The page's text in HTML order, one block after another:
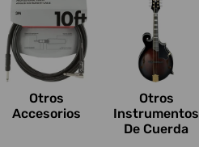
o
n
e
Otros
Accesorios
Otros
Instrumentos
De Cuerda